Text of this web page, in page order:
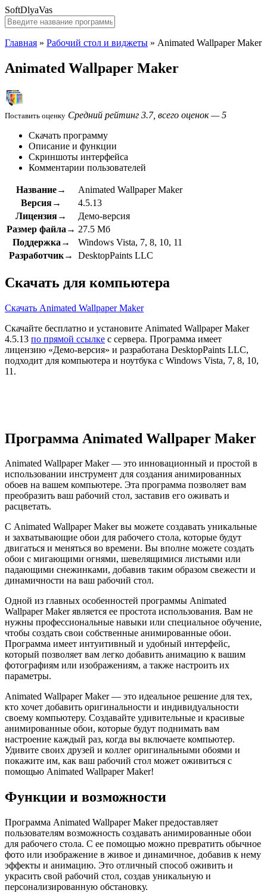
SoftDlyaVas
Главная » Рабочий стол и виджеты » Animated Wallpaper Maker
Animated Wallpaper Maker
Поставить оценку Средний рейтинг 3.7, всего оценок — 5
Скачать программу
Описание и функции
Скриншоты интерфейса
Комментарии пользователей
Название→
Animated Wallpaper Maker
Версия→
4.5.13
Лицензия→
Демо-версия
Размер файла→ 27.5 Мб
Поддержка→
Windows Vista, 7, 8, 10, 11
Разработчик→
DesktopPaints LLC
Скачать для компьютера
Скачать Animated Wallpaper Maker
Скачайте бесплатно и установите Animated Wallpaper Maker
4.5.13 по прямой ссылке с сервера. Программа имеет
лицензию «Демо-версия» и разработана DesktopPaints LLC,
подходит для компьютера и ноутбука с Windows Vista, 7, 8, 10,
11.
Программа Animated Wallpaper Maker
Animated Wallpaper Maker — это инновационный и простой в
использовании инструмент для создания анимированных
обоев на вашем компьютере. Эта программа позволяет вам
преобразить ваш рабочий стол, заставив его оживать и
расцветать.
С Animated Wallpaper Maker вы можете создавать уникальные
и захватывающие обои для рабочего стола, которые будут
двигаться и меняться во времени. Вы вполне можете создать
обои с мигающими огнями, шевелящимися листьями или
падающими снежинками, добавив таким образом свежести и
динамичности на ваш рабочий стол.
Одной из главных особенностей программы Animated
Wallpaper Maker является ее простота использования. Вам не
нужны профессиональные навыки или специальное обучение,
чтобы создать свои собственные анимированные обои.
Программа имеет интуитивный и удобный интерфейс,
который позволяет вам легко добавить анимацию к вашим
фотографиям или изображениям, а также настроить их
параметры.
Animated Wallpaper Maker — это идеальное решение для тех,
кто хочет добавить оригинальности и индивидуальности
своему компьютеру. Создавайте удивительные и красивые
анимированные обои, которые будут поднимать вам
настроение каждый раз, когда вы включаете компьютер.
Удивите своих друзей и коллег оригинальными обоями и
покажите им, как ваш рабочий стол может оживиться с
помощью Animated Wallpaper Maker!
Функции и возможности
Программа Animated Wallpaper Maker предоставляет
пользователям возможность создавать анимированные обои
для рабочего стола. С ее помощью можно превратить обычное
фото или изображение в живое и динамичное, добавив к нему
эффекты и анимацию. Это отличный способ оживить и
украсить свой рабочий стол, создав уникальную и
персонализированную обстановку.